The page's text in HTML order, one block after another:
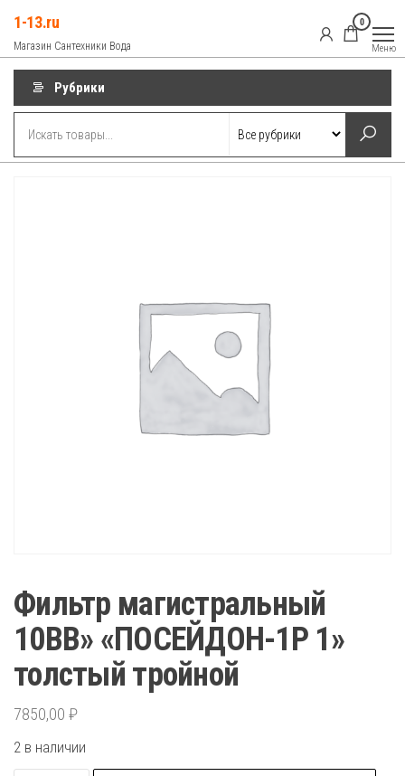
содержимому
1-13.ru
Магазин Сантехники Вода
0
Меню
Рубрики
Фильтр магистральный
10ВВ» «ПОСЕЙДОН-1Р 1»
толстый тройной
7850,00 ₽
2 в наличии